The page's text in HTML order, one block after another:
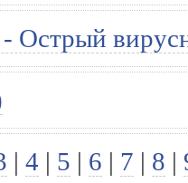
Острый
| 4 | 5 | 6 | 7 | 8 |